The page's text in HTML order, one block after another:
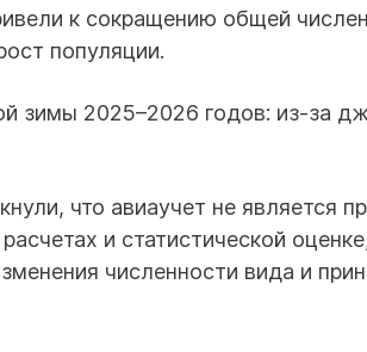
к сокращению общей
популяции.
зимы 2025–2026 годов: из-за
что авиаучет не является
и статистической
численности вида и